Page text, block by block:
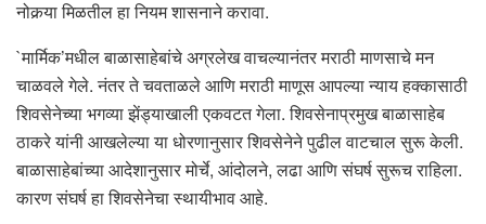
नोकर्‍या मिळतील हा नियम शासनाने करावा.
`मार्मिक’मधील बाळासाहेबांचे अग्रलेख वाचल्यानंतर मराठी माणसाचे मन
चाळवले गेले. नंतर ते चवताळले आणि मराठी माणूस आपल्या न्याय हक्कासाठी
शिवसेनेच्या भगव्या झेंड्याखाली एकवटत गेला. शिवसेनाप्रमुख बाळासाहेब
ठाकरे यांनी आखलेल्या या धोरणानुसार शिवसेनेने पुढील वाटचाल सुरू केली.
बाळासाहेबांच्या आदेशानुसार मोर्चे, आंदोलने, लढा आणि संघर्ष सुरूच राहिला.
कारण संघर्ष हा शिवसेनेचा स्थायीभाव आहे.